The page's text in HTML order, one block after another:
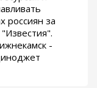
россиян за
-